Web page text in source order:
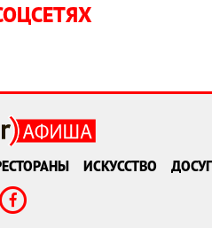
ИСКУССТВО ДОСУГ